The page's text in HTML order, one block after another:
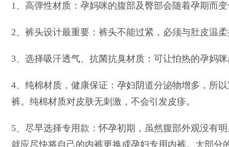
1、高弹性材质：孕妈咪的腹部及臀部会随着孕期而
2、裤头设计最重要：裤头不能过紧，必须与肚皮温
3、选择吸汗透气、抗菌抗臭材质：可让怕热的孕妈
4、纯棉材质，健康保证：孕妇阴道分泌物增多，所
裤。纯棉材质对皮肤无刺激，不会引发皮疹。
5、尽早选择专用款：怀孕初期，虽然腹部外观没有
就应尽快将自己的内裤更换成孕妇专用内裤。大部